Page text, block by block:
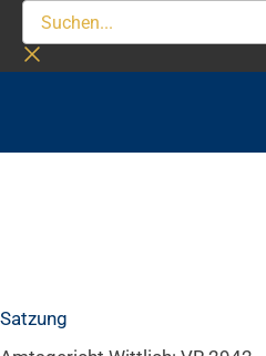
Inhalt
springen
Satzung